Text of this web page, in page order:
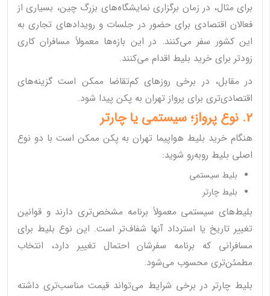
برای مثال، در زمان برگزاری نمایشگاه‌های بزرگ چین، بسیاری از
فعالان اقتصادی برای حضور در جلسات و رویدادهای تجاری به
این کشور سفر می‌کنند. در این بازه‌ها معمولاً مسافران کاری
زودتر برای خرید بلیط اقدام می‌کنند.
در مقابل، در برخی روزهای کم‌تقاضا ممکن است گزینه‌های
اقتصادی‌تری برای پرواز تهران به پکن پیدا شود.
2. نوع پرواز؛ سیستمی یا چارتر
هنگام خرید بلیط هواپیما تهران به پکن ممکن است با دو نوع
اصلی بلیط روبه‌رو شوید:
بلیط سیستمی
بلیط چارتر
بلیط‌های سیستمی معمولاً برنامه مشخص‌تری دارند و قوانین
تغییر تاریخ یا استرداد آنها شفاف‌تر است. این نوع بلیط برای
مسافرانی که برنامه سفرشان احتمال تغییر دارد، انتخاب
مطمئن‌تری محسوب می‌شود.
بلیط چارتر در برخی شرایط می‌تواند قیمت مناسب‌تری داشته